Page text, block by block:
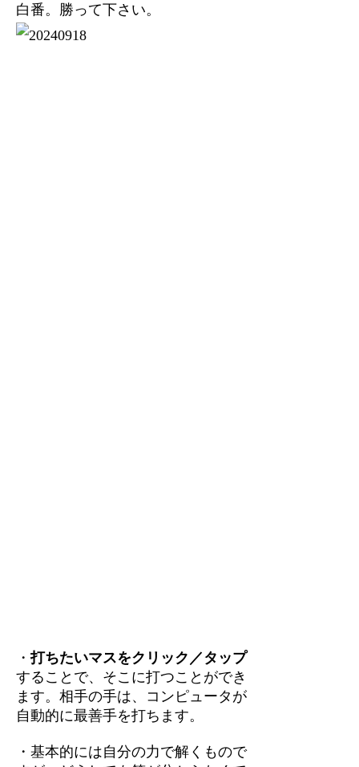
白番。勝って下さい。
・打ちたいマスをクリック／タップ
することで、そこに打つことができ
ます。相手の手は、コンピュータが
自動的に最善手を打ちます。
・基本的には自分の力で解くもので